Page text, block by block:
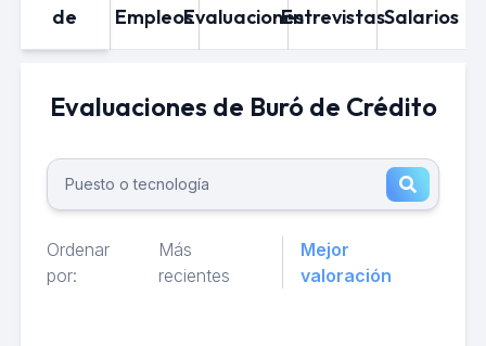
de
EmpleosEvaluacionesEntrevistasSalarios
Evaluaciones de Buró de Crédito
Ordenar
por:
Más
recientes
Mejor
valoración